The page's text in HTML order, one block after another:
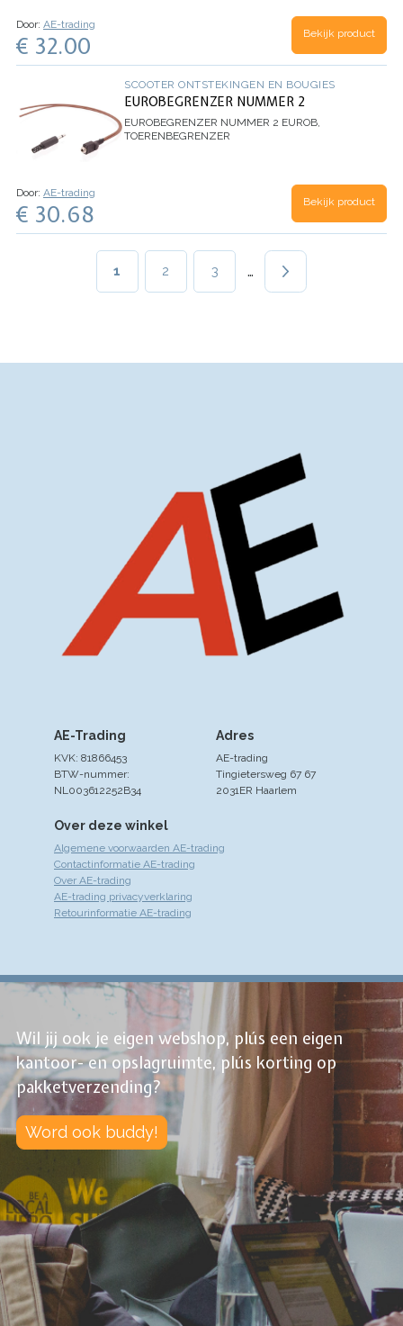
Door: AE-trading
€ 32.00 Bekijk product
SCOOTER ONTSTEKINGEN EN BOUGIES
EUROBEGRENZER NUMMER 2
EUROBEGRENZER NUMMER 2 EUROB,
TOERENBEGRENZER
Door: AE-trading
€ 30.68 Bekijk product
Huidige
1 Page
2 Page
3 …
Over deze winkel
Algemene voorwaarden AE-trading
Contactinformatie AE-trading
Over AE-trading
AE-trading privacyverklaring
Retourinformatie AE-trading
Adres
AE-trading
Tingietersweg 67 67
2031ER Haarlem
AE-Trading
KVK: 81866453
BTW-nummer:
NL003612252B34
Wil jij ook je eigen webshop, plús een eigen
kantoor- en opslagruimte, plús korting op
pakketverzending?
Word ook buddy!